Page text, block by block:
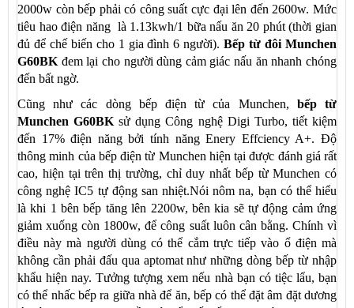
2000w còn bếp phải có công suất cực đại lên đến 2600w. Mức
tiêu hao điện năng là 1.13kwh/1 bữa nấu ăn 20 phút (thời gian
đủ để chế biến cho 1 gia đình 6 người)​.Bếp từ đôiMunchen
G60BKđem lại cho người dùng cảm giác nấu ăn nhanh chóng
đến bất ngờ.
Cũng như các dòng bếp điện từ của Munchen, bếp từ
Munchen G60BKsử dụng Công nghệ Digi Turbo, tiết kiệm
đến 17% điện năng bởi tính năng Enery Effciency A+. Độ
thông minh của bếp điện từ Munchen hiện tại được đánh giá rất
cao, hiện tại trên thị trường, chỉ duy nhất bếp từ Munchen có
công nghệ IC5 tự động san nhiệt.Nói nôm na, bạn có thể hiểu
là khi 1 bên bếp tăng lên 2200w, bên kia sẽ tự động cảm ứng
giảm xuống còn 1800w, để công suất luôn cân bằng. Chính vì
điều này mà người dùng có thể cắm trực tiếp vào ổ điện mà
không cần phải đấu qua aptomat như những dòng bếp từ nhập
khẩu hiện nay. Tưởng tượng xem nếu nhà bạn có tiệc lẩu, bạn
có thể nhấc bếp ra giữa nhà để ăn, bếp có thể đặt âm đặt dương